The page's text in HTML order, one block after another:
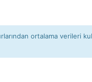
ortalama verileri